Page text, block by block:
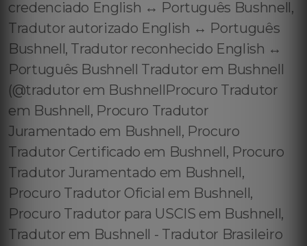
credenciado English ↔️ Português Bushnell,
Tradutor autorizado English ↔️ Português
Bushnell, Tradutor reconhecido English ↔️
Português Bushnell Tradutor em Bushnell
(@tradutor em BushnellProcuro Tradutor
em Bushnell, Procuro Tradutor
Juramentado em Bushnell, Procuro
Tradutor Certificado em Bushnell, Procuro
Tradutor Juramentado em Bushnell,
Procuro Tradutor Oficial em Bushnell,
Procuro Tradutor para USCIS em Bushnell,
Tradutor em Bushnell - Tradutor Brasileiro